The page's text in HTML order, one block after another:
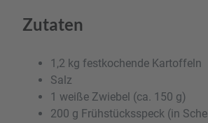
Zutaten
1,2 kg festkochende Kartoffeln
Salz
1 weiße Zwiebel (ca. 150 g)
200 g Frühstücksspeck (in